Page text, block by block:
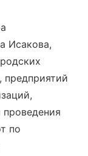
Исакова,
предприятий
по